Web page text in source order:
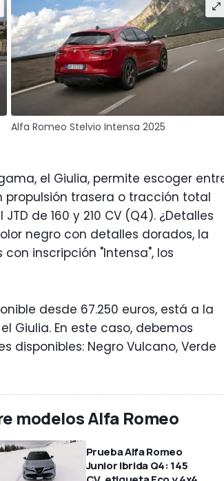
Alfa Romeo Stelvio Intensa 2025
el Giulia, permite escoger
propulsión trasera o tracción total
de 160 y 210 CV (Q4). ¿Detalles
negro con detalles dorados, la
inscripción "Intensa", los
desde 67.250 euros, está a la
Giulia. En este caso, debemos
disponibles: Negro Vulcano, Verde
modelos Alfa Romeo
Prueba Alfa Romeo
Junior Ibrida Q4: 145